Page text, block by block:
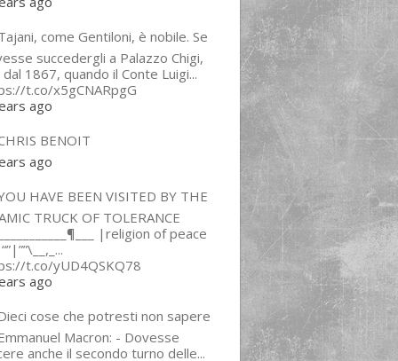
come Gentiloni, è nobile. Se
succedergli a Palazzo Chigi,
1867, quando il Conte Luigi...
t.co/x5gCNARpgG
ago
BENOIT
ago
HAVE BEEN VISITED BY THE
TRUCK OF TOLERANCE
|religion of peace
t.co/yUD4QSKQ78
ago
cose che potresti non sapere
Macron: - Dovesse
anche il secondo turno delle...